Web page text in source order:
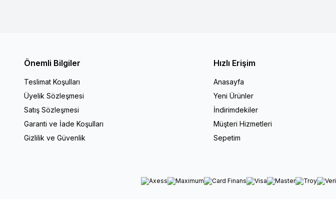
Önemli Bilgiler
Teslimat Koşulları
Üyelik Sözleşmesi
Satış Sözleşmesi
Garanti ve İade Koşulları
Gizlilik ve Güvenlik
Hızlı Erişim
Anasayfa
Yeni Ürünler
İndirimdekiler
Müşteri Hizmetleri
Sepetim